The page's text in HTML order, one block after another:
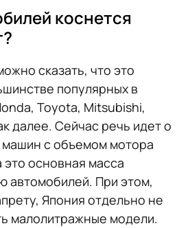
коснется
сказать, что это
популярных в
Toyota, Mitsubishi,
далее. Сейчас речь идет о
машин с объемом мотора
основная масса
автомобилей. При этом,
Япония отдельно не
малолитражные модели.